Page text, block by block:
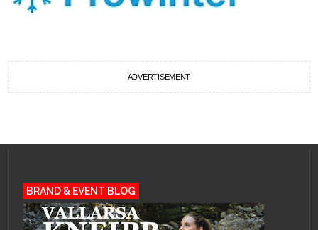
ADVERTISEMENT
BRAND & EVENT BLOG